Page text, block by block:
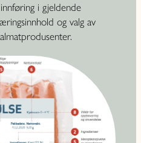
i gjeldende
og valg av